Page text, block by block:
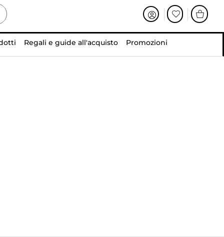
Regali e guide all'acquisto Promozioni